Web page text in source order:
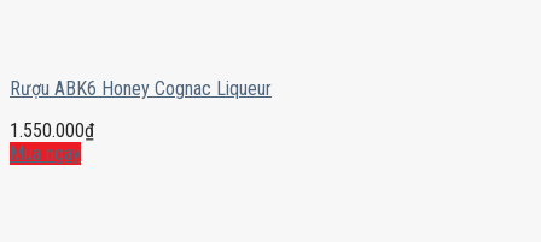
Rượu ABK6 Honey Cognac Liqueur
1.550.000₫
Mua ngay